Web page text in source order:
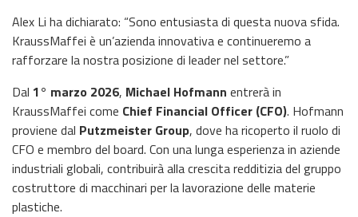
Alex Li ha dichiarato: “Sono entusiasta di questa nuova sfida.
KraussMaffei è un’azienda innovativa e continueremo a
rafforzare la nostra posizione di leader nel settore.”
Dal 1° marzo 2026, Michael Hofmann entrerà in
KraussMaffei come Chief Financial Officer (CFO). Hofmann
proviene dal Putzmeister Group, dove ha ricoperto il ruolo di
CFO e membro del board. Con una lunga esperienza in aziende
industriali globali, contribuirà alla crescita redditizia del gruppo
costruttore di macchinari per la lavorazione delle materie
plastiche.